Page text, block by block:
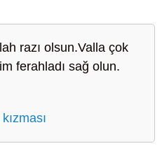
razı olsun.Valla çok
ferahladı sağ olun.